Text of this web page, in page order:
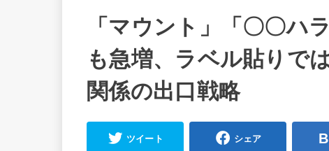
「マウント」「〇〇
も急増、ラベル貼りで
関係の出口戦略
ツイート シェア